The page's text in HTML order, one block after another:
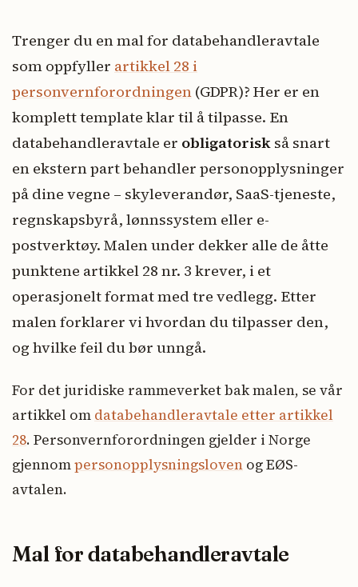
Trenger du en mal for databehandleravtale
som oppfyller artikkel 28 i
personvernforordningen (GDPR)? Her er en
komplett template klar til å tilpasse. En
databehandleravtale er obligatorisk så snart
en ekstern part behandler personopplysninger
på dine vegne – skyleverandør, SaaS-tjeneste,
regnskapsbyrå, lønnssystem eller e-
postverktøy. Malen under dekker alle de åtte
punktene artikkel 28 nr. 3 krever, i et
operasjonelt format med tre vedlegg. Etter
malen forklarer vi hvordan du tilpasser den,
og hvilke feil du bør unngå.
For det juridiske rammeverket bak malen, se vår
artikkel om databehandleravtale etter artikkel
28. Personvernforordningen gjelder i Norge
gjennompersonopplysningsloven og EØS-
avtalen.
Mal for databehandleravtale